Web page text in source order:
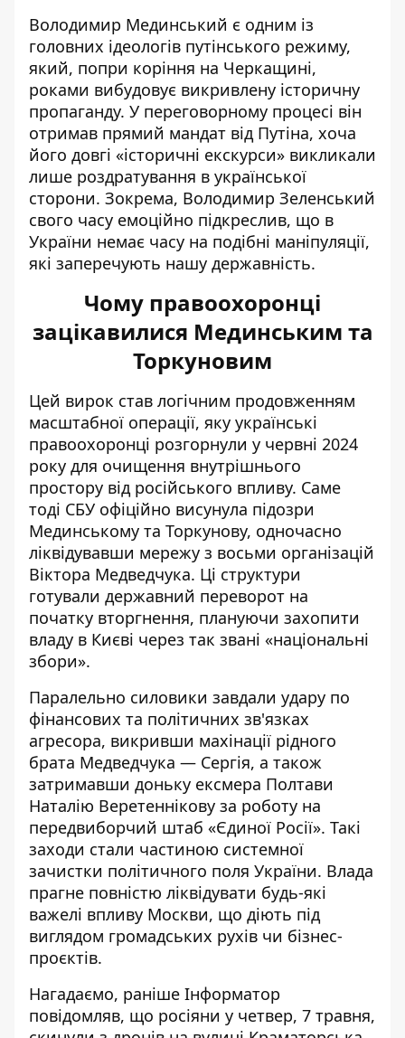
Володимир Мединський є одним із
головних ідеологів путінського режиму,
який, попри коріння на Черкащині,
роками вибудовує викривлену історичну
пропаганду. У переговорному процесі він
отримав прямий мандат від Путіна, хоча
його довгі «історичні екскурси» викликали
лише роздратування в української
сторони. Зокрема, Володимир Зеленський
свого часу емоційно підкреслив, що в
України немає часу на подібні маніпуляції,
які заперечують нашу державність.
Чому правоохоронці
зацікавилися Мединським та
Торкуновим
Цей вирок став логічним продовженням
масштабної операції, яку українські
правоохоронці розгорнули у червні 2024
року для очищення внутрішнього
простору від російського впливу. Саме
тоді СБУ офіційно висунула підозри
Мединському та Торкунову, одночасно
ліквідувавши мережу з восьми організацій
Віктора Медведчука. Ці структури
готували державний переворот на
початку вторгнення, плануючи захопити
владу в Києві через так звані «національні
збори».
Паралельно силовики завдали удару по
фінансових та політичних зв'язках
агресора, викривши махінації рідного
брата Медведчука — Сергія, а також
затримавши доньку ексмера Полтави
Наталію Веретеннікову за роботу на
передвиборчий штаб «Єдиної Росії». Такі
заходи стали частиною системної
зачистки політичного поля України. Влада
прагне повністю ліквідувати будь-які
важелі впливу Москви, що діють під
виглядом громадських рухів чи бізнес-
проєктів.
Нагадаємо, раніше Інформатор
повідомляв, що росіяни у четвер, 7 травня,